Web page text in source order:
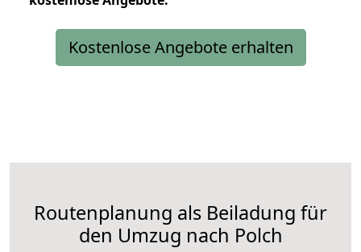
Kostenlose Angebote erhalten
Routenplanung als Beiladung für
den Umzug nach Polch